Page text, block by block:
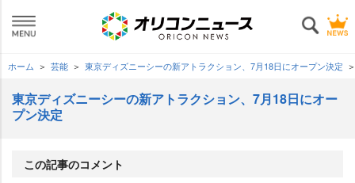
ホーム 芸能 東京ディズニーシーの新アトラクション、7月18日にオープン決定
東京ディズニーシーの新アトラクション、7月18日にオー
プン決定
この記事のコメント